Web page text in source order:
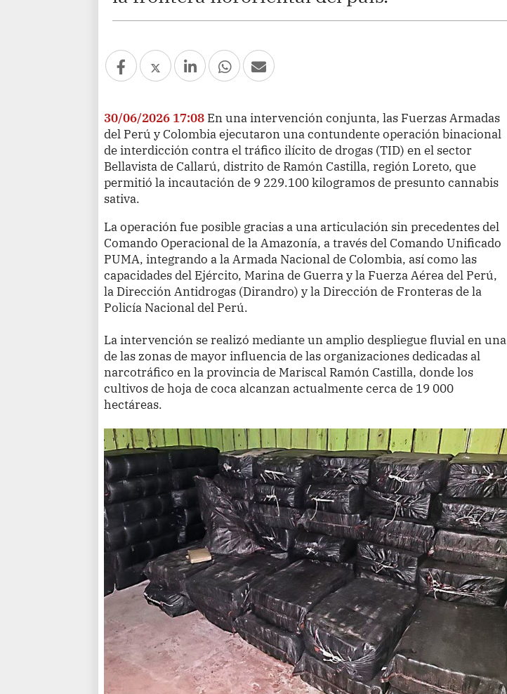
30/06/2026 17:08 En una intervención conjunta, las Fuerzas Armadas
del Perú y Colombia ejecutaron una contundente operación binacional
de interdicción contra el tráfico ilícito de drogas (TID) en el sector
Bellavista de Callarú, distrito de Ramón Castilla, región Loreto, que
permitió la incautación de 9 229.100 kilogramos de presunto cannabis
sativa.
La operación fue posible gracias a una articulación sin precedentes del
Comando Operacional de la Amazonía, a través del Comando Unificado
PUMA, integrando a la Armada Nacional de Colombia, así como las
capacidades del Ejército, Marina de Guerra y la Fuerza Aérea del Perú,
la Dirección Antidrogas (Dirandro) y la Dirección de Fronteras de la
Policía Nacional del Perú.
La intervención se realizó mediante un amplio despliegue fluvial en una
de las zonas de mayor influencia de las organizaciones dedicadas al
narcotráfico en la provincia de Mariscal Ramón Castilla, donde los
cultivos de hoja de coca alcanzan actualmente cerca de 19 000
hectáreas.